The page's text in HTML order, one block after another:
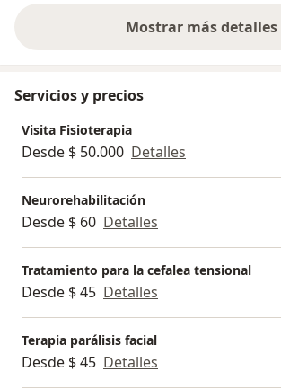
Mostrar más detalles
sobre la
Servicios y precios
Visita Fisioterapia
Desde $ 50.000 Detalles
Neurorehabilitación
Desde $ 60 Detalles
Tratamiento para la cefalea tensional
Desde $ 45 Detalles
Terapia parálisis facial
Desde $ 45 Detalles